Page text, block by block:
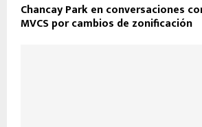
Chancay Park en conversaciones
MVCS por cambios de zonificación